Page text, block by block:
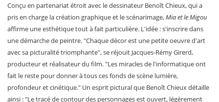
Conçu en partenariat étroit avec le dessinateur Benoît Chieux, qui a
pris en charge la création graphique et le scénarimage,Mia et le Migou
affirme une esthétique tout à fait particulière. L'idée : s'inscrire dans
une démarche de peintre. "Chaque décor est une petite oeuvre d'art
avec sa picturalité triomphante", se réjouit Jacques-Rémy Girerd,
producteur et réalisateur du film. "Les miracles de l'informatique ont
fait le reste pour donner à tous ces fonds de scène lumière,
profondeur et cinétique." Un esprit pictural que Benoît Chieux détaille
ainsi : "Le tracé de contour des personnages est ouvert, légèrement